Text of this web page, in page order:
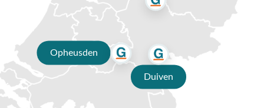
tuinmeubelen?
✔ 80 jaar ervaring
✔ Persoonlijk advies van specialisten
✔ 9.4/10 uit 19.500+ klantbeoordelingen
✔ Gratis verzending vanaf €50,-
Opheusden
Duiven